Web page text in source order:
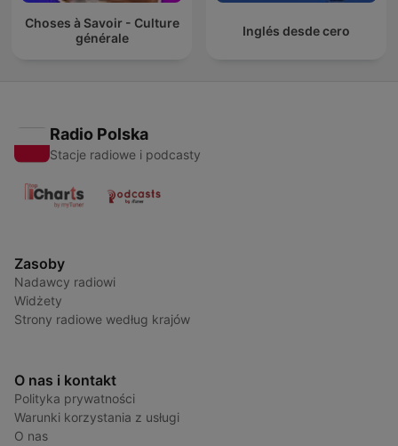
Choses à Savoir - Culture
générale
Inglés desde cero
Radio Polska
Stacje radiowe i podcasty
Zasoby
Nadawcy radiowi
Widżety
Strony radiowe według krajów
O nas i kontakt
Polityka prywatności
Warunki korzystania z usługi
O nas